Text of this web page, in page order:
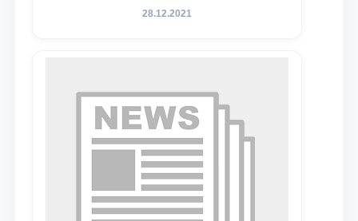
Севдо Хакимходжаева, Анбарой
специальной стипендии имени
Хадичи Сулеймановой.
28.12.2021